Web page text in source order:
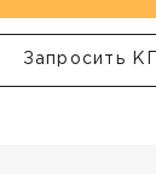
Запросить КП